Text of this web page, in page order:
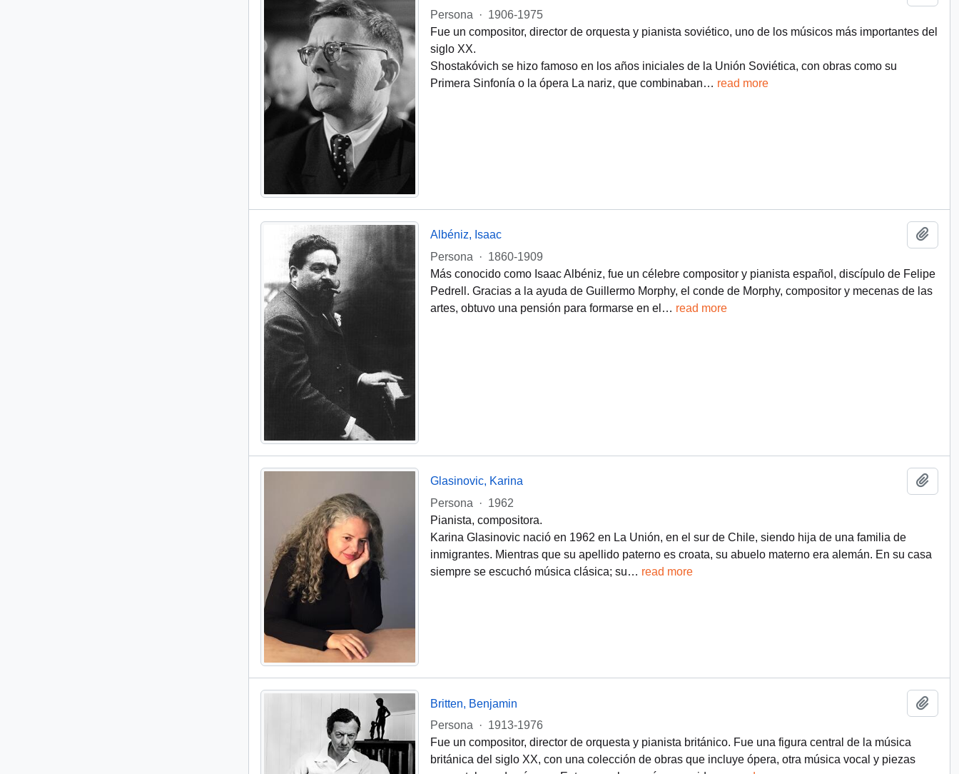
Persona
· 1906-1975
Fue un compositor, director de orquesta y pianista soviético, uno de los músicos más importantes del
siglo XX.
Shostakóvich se hizo famoso en los años iniciales de la Unión Soviética, con obras como su
Primera Sinfonía o la ópera La nariz, que combinaban… read more
Albéniz, Isaac
Persona
· 1860-1909
Más conocido como Isaac Albéniz, fue un célebre compositor y pianista español, discípulo de Felipe
Pedrell. Gracias a la ayuda de Guillermo Morphy, el conde de Morphy, compositor y mecenas de las
artes, obtuvo una pensión para formarse en el … read more
Glasinovic, Karina
Persona
· 1962
Pianista, compositora.
Karina Glasinovic nació en 1962 en La Unión, en el sur de Chile, siendo hija de una familia de
inmigrantes. Mientras que su apellido paterno es croata, su abuelo materno era alemán. En su casa
siempre se escuchó música clásica; su… read more
Britten, Benjamin
Persona
· 1913-1976
Fue un compositor, director de orquesta y pianista británico. Fue una figura central de la música
británica del siglo XX, con una colección de obras que incluye ópera, otra música vocal y piezas